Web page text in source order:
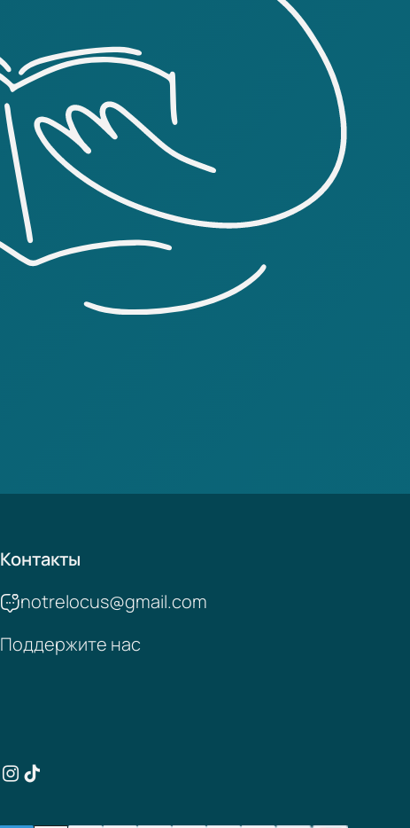
Контакты
notrelocus@gmail.com
Поддержите нас